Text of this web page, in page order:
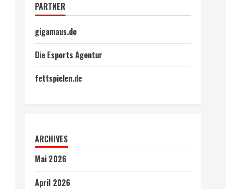
PARTNER
gigamaus.de
Die Esports Agentur
fettspielen.de
ARCHIVES
Mai 2026
April 2026